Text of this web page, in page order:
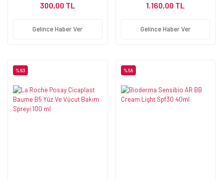
300,00 TL
Gelince Haber Ver
1.160,00 TL
Gelince Haber Ver
%63 %58